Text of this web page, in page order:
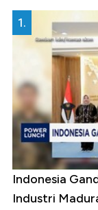
1.
Indonesia
Industri